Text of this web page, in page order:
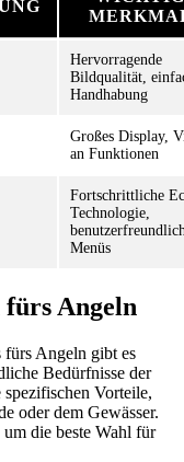
Hervorragende
Bildqualität,
Handhabung
Großes Display,
an Funktionen
Fortschrittliche
Technologie,
Menüs
Angeln
fürs Angeln gibt es
Bedürfnisse der
Vorteile,
oder dem Gewässer.
die beste Wahl für